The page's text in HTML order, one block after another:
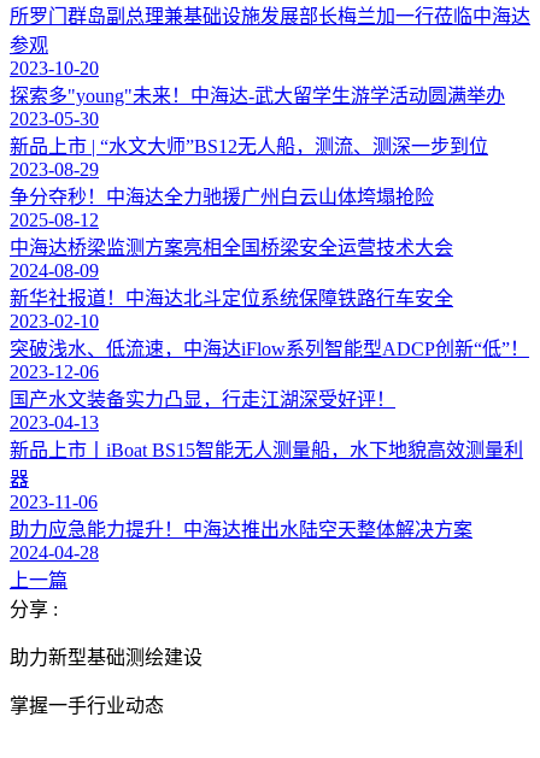
所罗门群岛副总理兼基础设施发展部长梅兰加一行莅临中海达
参观
2023-10-20
探索多"young"未来！中海达-武大留学生游学活动圆满举办
2023-05-30
新品上市 | “水文大师”BS12无人船，测流、测深一步到位
2023-08-29
争分夺秒！中海达全力驰援广州白云山体垮塌抢险
2025-08-12
中海达桥梁监测方案亮相全国桥梁安全运营技术大会
2024-08-09
新华社报道！中海达北斗定位系统保障铁路行车安全
2023-02-10
突破浅水、低流速，中海达iFlow系列智能型ADCP创新“低”！
2023-12-06
国产水文装备实力凸显，行走江湖深受好评！
2023-04-13
新品上市丨iBoat BS15智能无人测量船，水下地貌高效测量利
器
2023-11-06
助力应急能力提升！中海达推出水陆空天整体解决方案
2024-04-28
上一篇
分享 :
助力新型基础测绘建设
掌握一手行业动态